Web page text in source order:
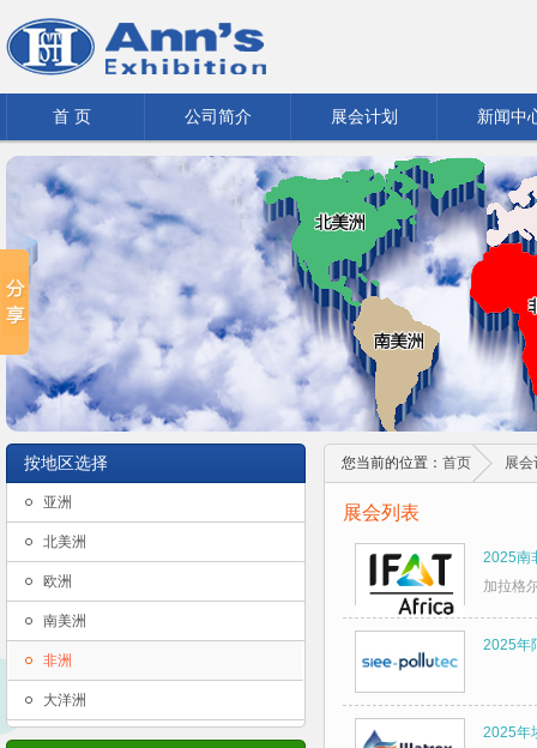
首 页 公司简介 展会计划 新闻中
按地区选择
亚洲
北美洲
欧洲
南美洲
非洲
大洋洲
您当前的位置： 首页 展会
展会列表
2025南
加拉格
2025年
2025年